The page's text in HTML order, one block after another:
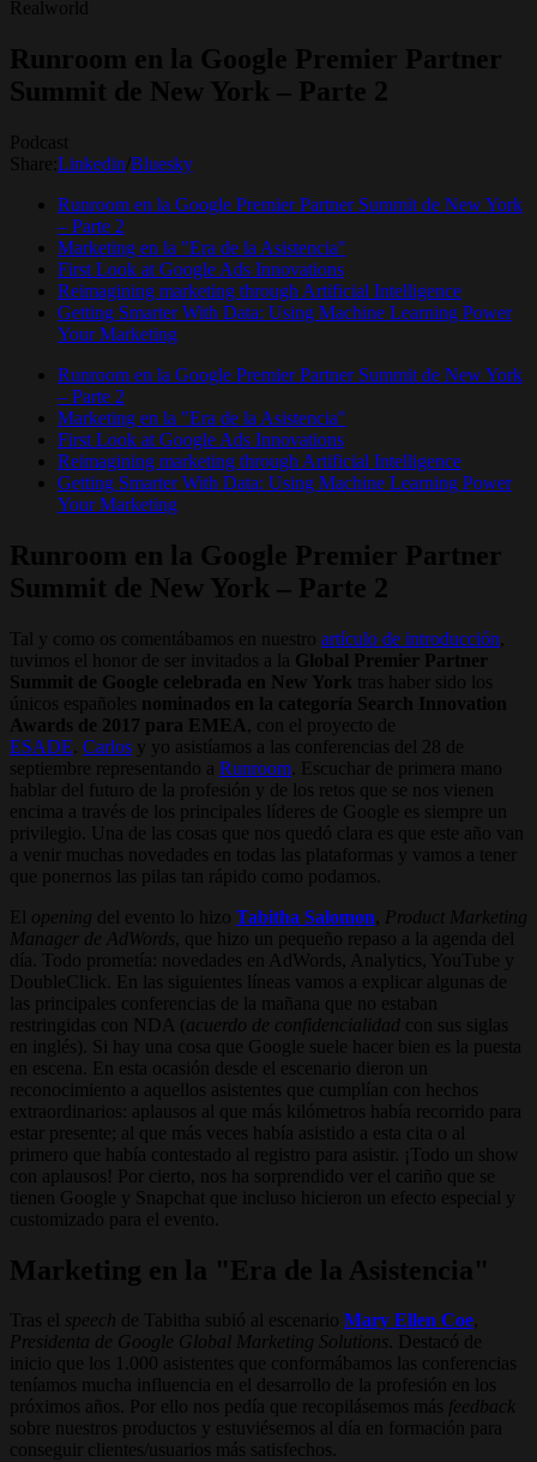
Realworld
Runroom en la Google Premier Partner
Summit de New York – Parte 2
Podcast
Share: Linkedin Bluesky
Runroom en la Google Premier Partner Summit de New York
– Parte 2
Marketing en la "Era de la Asistencia"
First Look at Google Ads Innovations
Reimagining marketing through Artificial Intelligence
Getting Smarter With Data: Using Machine Learning Power
Your Marketing
Runroom en la Google Premier Partner Summit de New York
– Parte 2
Marketing en la "Era de la Asistencia"
First Look at Google Ads Innovations
Reimagining marketing through Artificial Intelligence
Getting Smarter With Data: Using Machine Learning Power
Your Marketing
Runroom en la Google Premier Partner
Summit de New York – Parte 2
Tal y como os comentábamos en nuestro artículo de introducción
tuvimos el honor de ser invitados a la Global Premier Partner
Summit de Google celebrada en New York tras haber sido los
únicos españoles nominados en la categoría Search Innovation
Awards de 2017 para EMEA
, con el proyecto de
ESADE Carlos y yo asistíamos a las conferencias del 28 de
septiembre representando a Runroom . Escuchar de primera mano
hablar del futuro de la profesión y de los retos que se nos vienen
encima a través de los principales líderes de Google es siempre un
privilegio. Una de las cosas que nos quedó clara es que este año van
a venir muchas novedades en todas las plataformas y vamos a tener
que ponernos las pilas tan rápido como podamos.
El opening del evento lo hizo Tabitha Salomon
Product Marketing
Manager de AdWords , que hizo un pequeño repaso a la agenda del
día. Todo prometía: novedades en AdWords, Analytics, YouTube y
DoubleClick. En las siguientes líneas vamos a explicar algunas de
las principales conferencias de la mañana que no estaban
restringidas con NDA ( acuerdo de confidencialidad con sus siglas
en inglés). Si hay una cosa que Google suele hacer bien es la puesta
en escena. En esta ocasión desde el escenario dieron un
reconocimiento a aquellos asistentes que cumplían con hechos
extraordinarios: aplausos al que más kilómetros había recorrido para
estar presente; al que más veces había asistido a esta cita o al
primero que había contestado al registro para asistir. ¡Todo un show
con aplausos! Por cierto, nos ha sorprendido ver el cariño que se
tienen Google y Snapchat que incluso hicieron un efecto especial y
customizado para el evento.
Marketing en la "Era de la Asistencia"
Tras el speech de Tabitha subió al escenario Mary Ellen Coe,
Presidenta de Google Global Marketing Solutions . Destacó de
inicio que los 1.000 asistentes que conformábamos las conferencias
teníamos mucha influencia en el desarrollo de la profesión en los
próximos años. Por ello nos pedía que recopilásemos más feedback
sobre nuestros productos y estuviésemos al día en formación para
conseguir clientes/usuarios más satisfechos.